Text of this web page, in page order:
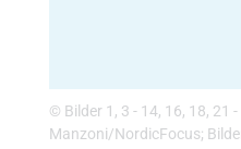
© Bilder 1, 3 - 14, 16, 18, 21
Manzoni/NordicFocus;